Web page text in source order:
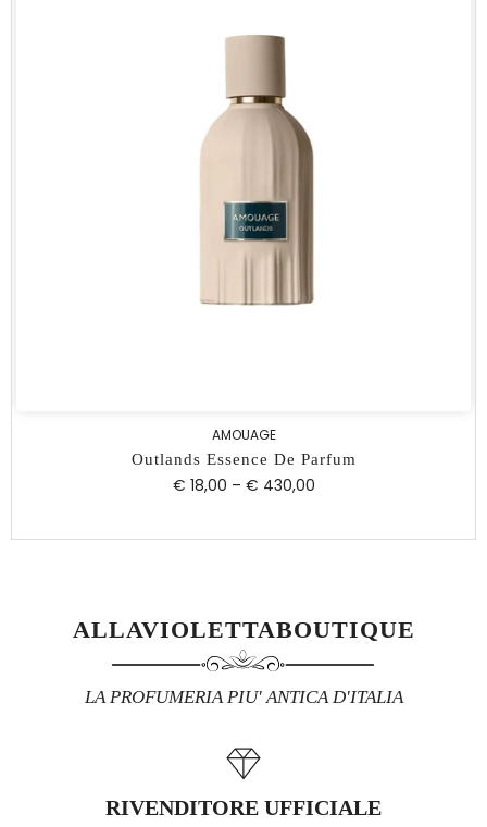
AMOUAGE
Outlands Essence De Parfum
€ 18,00 – € 430,00
ALLAVIOLETTABOUTIQUE
LA PROFUMERIA PIU' ANTICA D'ITALIA
RIVENDITORE UFFICIALE